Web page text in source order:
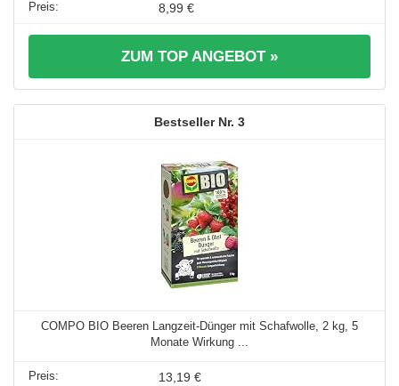
8,99 €
ZUM TOP ANGEBOT »
3
COMPO BIO Beeren Langzeit-Dünger mit Schafwolle, 2 kg, 5
Monate Wirkung ...
13,19 €